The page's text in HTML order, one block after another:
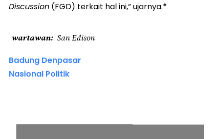
Discussion (FGD) terkait hal ini,” ujarnya.*
wartawan San Edison
Badung Denpasar
Nasional Politik